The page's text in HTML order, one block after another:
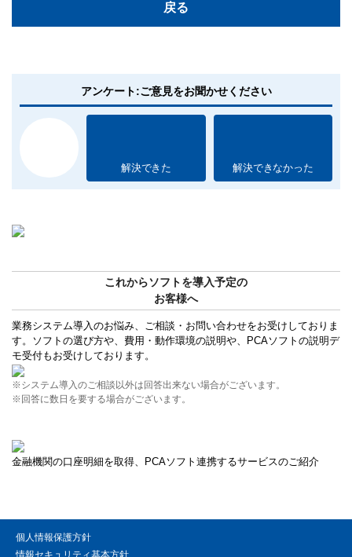
戻る
アンケート:ご意見をお聞かせください
解決できた 解決できなかった
これからソフトを導入予定の
お客様へ
業務システム導入のお悩み、ご相談・お問い合わせをお受けしておりま
す。ソフトの選び方や、費用・動作環境の説明や、PCAソフトの説明デ
モ受付もお受けしております。
※システム導入のご相談以外は回答出来ない場合がございます。
※回答に数日を要する場合がございます。
金融機関の口座明細を取得、PCAソフト連携するサービスのご紹介
個人情報保護方針
情報セキュリティ基本方針